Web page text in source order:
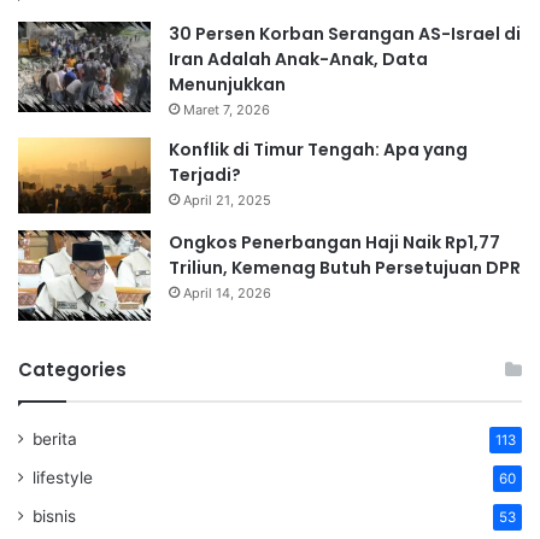
30 Persen Korban Serangan AS-Israel di
Iran Adalah Anak-Anak, Data
Menunjukkan
Maret 7, 2026
Konflik di Timur Tengah: Apa yang
Terjadi?
April 21, 2025
Ongkos Penerbangan Haji Naik Rp1,77
Triliun, Kemenag Butuh Persetujuan DPR
April 14, 2026
Categories
berita 113
lifestyle 60
bisnis 53